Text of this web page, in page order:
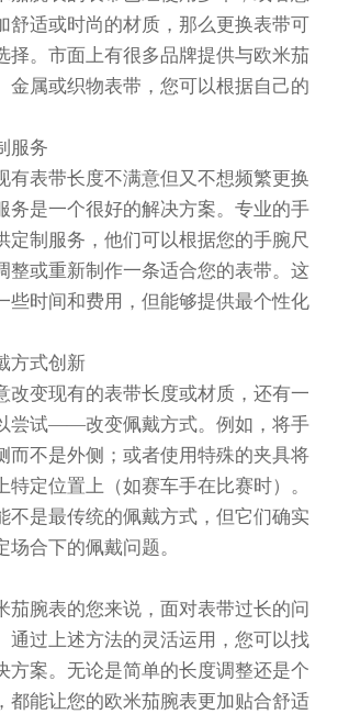
舒适或时尚的材质，那么更换表带可
择。市面上有很多品牌提供与欧米茄
金属或织物表带，您可以根据自己的
务
表带长度不满意但又不想频繁更换
务是一个很好的解决方案。专业的手
定制服务，他们可以根据您的手腕尺
整或重新制作一条适合您的表带。这
些时间和费用，但能够提供最个性化
式创新
变现有的表带长度或材质，还有一
尝试——改变佩戴方式。例如，将手
而不是外侧；或者使用特殊的夹具将
特定位置上（如赛车手在比赛时）。
不是最传统的佩戴方式，但它们确实
场合下的佩戴问题。
腕表的您来说，面对表带过长的问
通过上述方法的灵活运用，您可以找
方案。无论是简单的长度调整还是个
都能让您的欧米茄腕表更加贴合舒适